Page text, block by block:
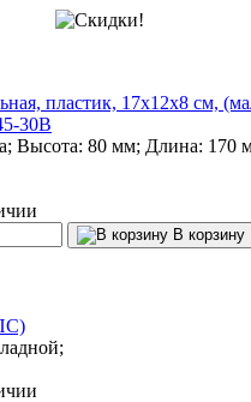
пластик, 17х12х8 см,
30B
Высота: 80 мм; Длина:
В корзину